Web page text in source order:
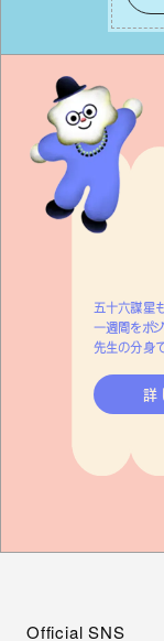
ざり
いきま
五十六謀星
一週間をポジ
先生の分身で
詳
Official SNS